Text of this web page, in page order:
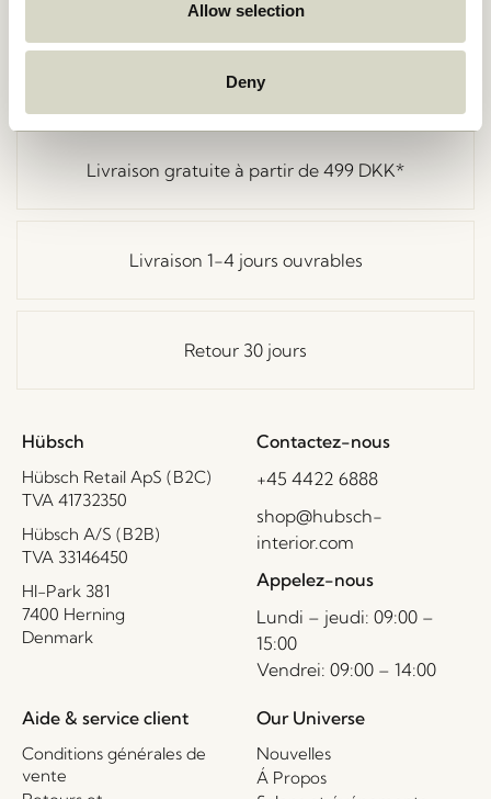
Allow selection
Deny
Livraison gratuite à partir de 499 DKK*
Livraison 1-4 jours ouvrables
Retour 30 jours
Hübsch
Hübsch Retail ApS (B2C)
TVA 41732350
Hübsch A/S (B2B)
TVA 33146450
HI-Park 381
7400 Herning
Denmark
Contactez-nous
+45 4422 6888
shop@hubsch-
interior.com
Appelez-nous
Lundi – jeudi: 09:00 –
15:00
Vendrei: 09:00 – 14:00
Aide & service client
Conditions générales de
vente
Our Universe
Nouvelles
Á Propos